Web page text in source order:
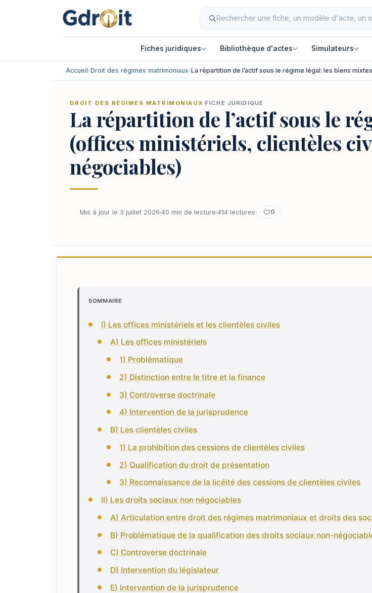
Fiches juridiques Bibliothèque d'actes Simulateurs
Accueil›Droit des régimes matrimoniaux›La répartition de l’actif sous le régime légal: les biens
DROIT DES RÉGIMES MATRIMONIAUX FICHE JURIDIQUE
La répartition de l’actif sous le
(offices ministériels, clientèles
négociables)
Mis à jour le 3 juillet 2026 40 min de lecture 414 lectures 0
SOMMAIRE
I) Les offices ministériels et les clientèles civiles
A) Les offices ministériels
1) Problématique
2) Distinction entre le titre et la finance
3) Controverse doctrinale
4) Intervention de la jurisprudence
B) Les clientèles civiles
1) La prohibition des cessions de clientèles civiles
2) Qualification du droit de présentation
3) Reconnaissance de la licéité des cessions de clientèles civiles
II) Les droits sociaux non négociables
A) Articulation entre droit des régimes matrimoniaux et droits des
B) Problématique de la qualification des droits sociaux non-
C) Controverse doctrinale
D) Intervention du législateur
E) Intervention de la jurisprudence